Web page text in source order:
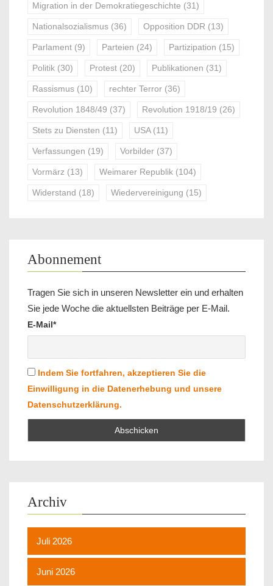
Migration in der Demokratiegeschichte (31)
Nationalsozialismus (36) Opposition DDR (13)
Parlament (9) Parteien (24) Partizipation (15)
Politik (30) Protest (20) Publikationen (31)
Rassismus (10) rechter Terror (36)
Revolution 1848/49 (37) Revolution 1918/19 (26)
Stets zu Diensten (11) USA(11)
Verfassungen (19) Vorbilder (37)
Vormärz (13) Weimarer Republik (104)
Widerstand (18) Wiedervereinigung (15)
Abonnement
Tragen Sie sich in unseren Newsletter ein und erhalten
Sie jede Woche die aktuellsten Beiträge per E-Mail.
E-Mail*
Indem Sie fortfahren, akzeptieren Sie die
Einwilligung in die Datenerhebung und unsere
Datenschutzerklärung.
Archiv
Juli 2026
Juni 2026